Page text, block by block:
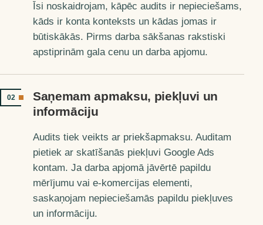
Īsi noskaidrojam, kāpēc audits ir nepieciešams,
kāds ir konta konteksts un kādas jomas ir
būtiskākās. Pirms darba sākšanas rakstiski
apstiprinām gala cenu un darba apjomu.
02
Saņemam apmaksu, piekļuvi un
informāciju
Audits tiek veikts ar priekšapmaksu. Auditam
pietiek ar skatīšanās piekļuvi Google Ads
kontam. Ja darba apjomā jāvērtē papildu
mērījumu vai e-komercijas elementi,
saskaņojam nepieciešamās papildu piekļuves
un informāciju.